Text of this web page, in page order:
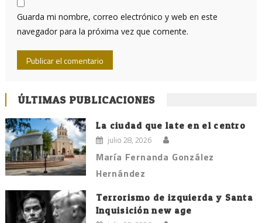
Guarda mi nombre, correo electrónico y web en este
navegador para la próxima vez que comente.
ÚLTIMAS PUBLICACIONES
La ciudad que late en el centro
julio 28, 2026
María Fernanda González
Hernández
Terrorismo de izquierda y Santa
Inquisición new age